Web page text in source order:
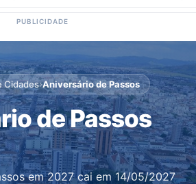
Cidades›Aniversário de Passos
de Passos
em 2027 cai em 14/05/2027